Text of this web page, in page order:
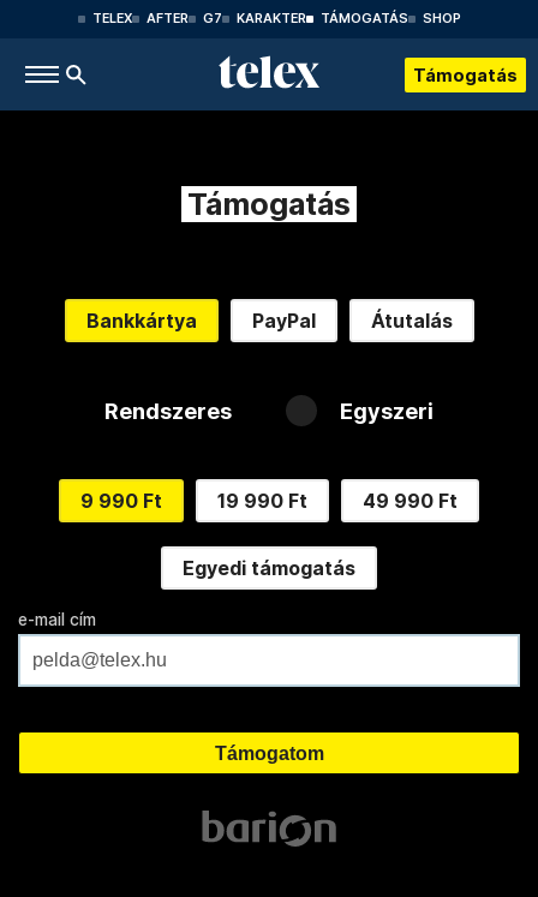
TELEX AFTER G7 KARAKTER TÁMOGATÁS SHOP
Támogatás
Támogatás
Bankkártya PayPal Átutalás
Rendszeres Egyszeri
9 990 Ft 19 990 Ft 49 990 Ft
Egyedi támogatás
e-mail cím